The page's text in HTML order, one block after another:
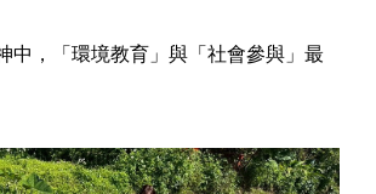
中，「環境教育」與「社會參與」最